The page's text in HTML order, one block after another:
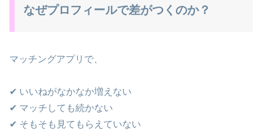
なぜプロフィールで差がつくのか？
マッチングアプリで、
✔ いいねがなかなか増えない
✔ マッチしても続かない
✔ そもそも見てもらえていない